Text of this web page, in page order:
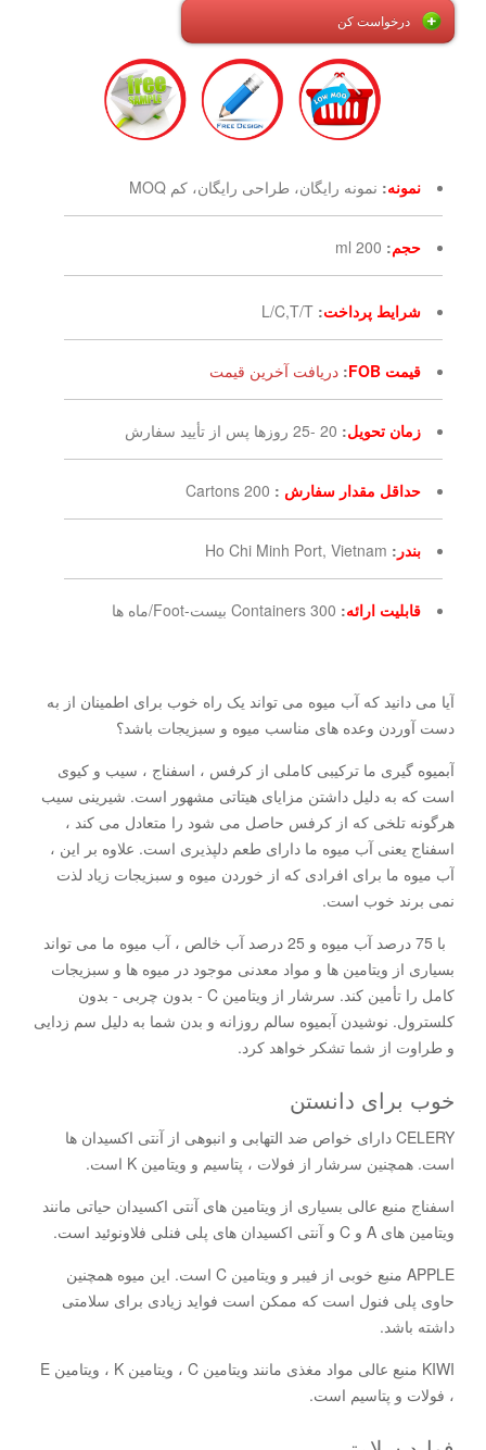
درخواست کن
نمونه: نمونه رایگان، طراحی رایگان، کم MOQ
حجم:
200 ml
شرایط پرداخت:
L/C,T/T
قیمت FOB : دریافت آخرین قیمت
زمان تحویل: 20 -25 روزها پس از تأیید سفارش
حداقل مقدار سفارش :
200 Cartons
بندر :
Ho Chi Minh Port, Vietnam
قابلیت ارائه: 300 Containers بیست-Foot/ماه ها
آیا می دانید که آب میوه می تواند یک راه خوب برای اطمینان از به
دست آوردن وعده های مناسب میوه و سبزیجات باشد؟
آبمیوه گیری ما ترکیبی کاملی از کرفس ، اسفناج ، سیب و کیوی
است که به دلیل داشتن مزایای هیتاتی مشهور است. شیرینی سیب
هرگونه تلخی که از کرفس حاصل می شود را متعادل می کند ،
اسفناج یعنی آب میوه ما دارای طعم دلپذیری است. علاوه بر این ،
آب میوه ما برای افرادی که از خوردن میوه و سبزیجات زیاد لذت
نمی برند خوب است.
با 75 درصد آب میوه و 25 درصد آب خالص ، آب میوه ما می تواند
بسیاری از ویتامین ها و مواد معدنی موجود در میوه ها و سبزیجات
کامل را تأمین کند. سرشار از ویتامین C - بدون چربی - بدون
کلسترول. نوشیدن آبمیوه سالم روزانه و بدن شما به دلیل سم زدایی
و طراوت از شما تشکر خواهد کرد.
خوب برای دانستن
CELERY دارای خواص ضد التهابی و انبوهی از آنتی اکسیدان ها
است. همچنین سرشار از فولات ، پتاسیم و ویتامین K است.
اسفناج منبع عالی بسیاری از ویتامین های آنتی اکسیدان حیاتی مانند
ویتامین های A و C و آنتی اکسیدان های پلی فنلی فلاونوئید است.
APPLE منبع خوبی از فیبر و ویتامین C است. این میوه همچنین
حاوی پلی فنول است که ممکن است فواید زیادی برای سلامتی
داشته باشد.
KIWI منبع عالی مواد مغذی مانند ویتامین C ، ویتامین K ، ویتامین E
، فولات و پتاسیم است.